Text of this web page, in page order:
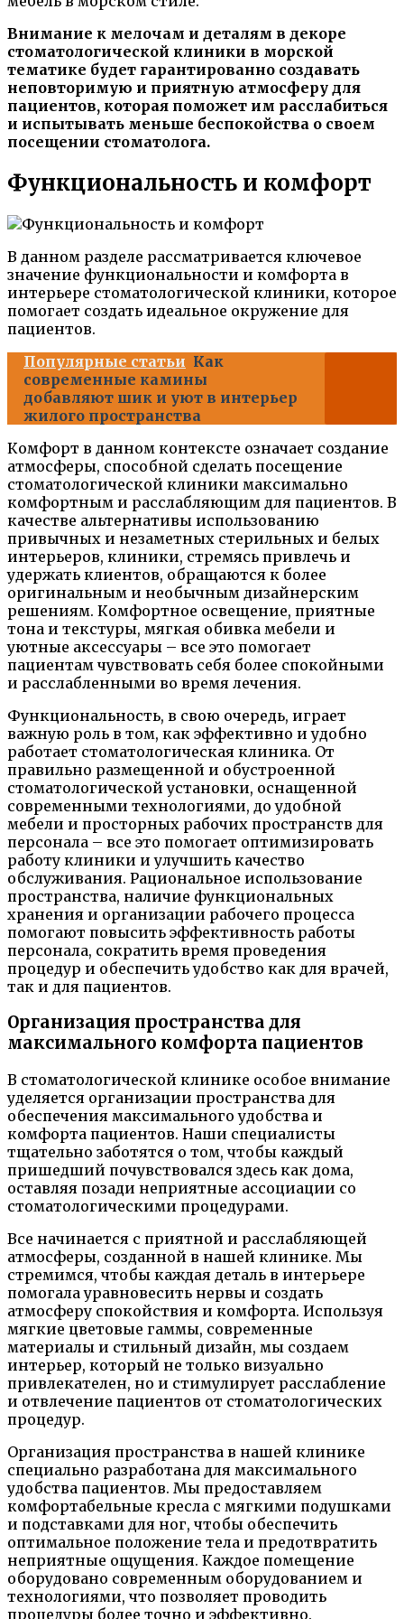
Внимание к мелочам и деталям в декоре
стоматологической клиники в морской
тематике будет гарантированно создавать
неповторимую и приятную атмосферу для
пациентов, которая поможет им расслабиться
и испытывать меньше беспокойства о своем
посещении стоматолога.
Функциональность и комфорт
В данном разделе рассматривается ключевое
значение функциональности и комфорта в
интерьере стоматологической клиники, которое
помогает создать идеальное окружение для
пациентов.
Популярные статьи Как
современные камины
добавляют шик и уют в интерьер
жилого пространства
Комфорт в данном контексте означает создание
атмосферы, способной сделать посещение
стоматологической клиники максимально
комфортным и расслабляющим для пациентов. В
качестве альтернативы использованию
привычных и незаметных стерильных и белых
интерьеров, клиники, стремясь привлечь и
удержать клиентов, обращаются к более
оригинальным и необычным дизайнерским
решениям. Комфортное освещение, приятные
тона и текстуры, мягкая обивка мебели и
уютные аксессуары – все это помогает
пациентам чувствовать себя более спокойными
и расслабленными во время лечения.
Функциональность, в свою очередь, играет
важную роль в том, как эффективно и удобно
работает стоматологическая клиника. От
правильно размещенной и обустроенной
стоматологической установки, оснащенной
современными технологиями, до удобной
мебели и просторных рабочих пространств для
персонала – все это помогает оптимизировать
работу клиники и улучшить качество
обслуживания. Рациональное использование
пространства, наличие функциональных
хранения и организации рабочего процесса
помогают повысить эффективность работы
персонала, сократить время проведения
процедур и обеспечить удобство как для врачей,
так и для пациентов.
Организация пространства для
максимального комфорта пациентов
В стоматологической клинике особое внимание
уделяется организации пространства для
обеспечения максимального удобства и
комфорта пациентов. Наши специалисты
тщательно заботятся о том, чтобы каждый
пришедший почувствовался здесь как дома,
оставляя позади неприятные ассоциации со
стоматологическими процедурами.
Все начинается с приятной и расслабляющей
атмосферы, созданной в нашей клинике. Мы
стремимся, чтобы каждая деталь в интерьере
помогала уравновесить нервы и создать
атмосферу спокойствия и комфорта. Используя
мягкие цветовые гаммы, современные
материалы и стильный дизайн, мы создаем
интерьер, который не только визуально
привлекателен, но и стимулирует расслабление
и отвлечение пациентов от стоматологических
процедур.
Организация пространства в нашей клинике
специально разработана для максимального
удобства пациентов. Мы предоставляем
комфортабельные кресла с мягкими подушками
и подставками для ног, чтобы обеспечить
оптимальное положение тела и предотвратить
неприятные ощущения. Каждое помещение
оборудовано современным оборудованием и
технологиями, что позволяет проводить
процедуры более точно и эффективно.